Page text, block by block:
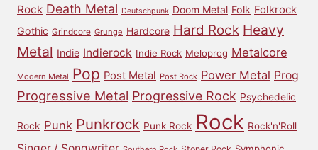
Rock Death Metal Deutschpunk Doom Metal Folk Folkrock
Gothic Grindcore Grunge Hardcore Hard Rock Heavy
Metal Indie Indierock Indie Rock Meloprog Metalcore
Modern Metal Pop Post Metal Post Rock Power Metal Prog
Progressive Metal Progressive Rock Psychedelic
Rock Punk Punkrock Punk Rock Rock Rock'n'Roll